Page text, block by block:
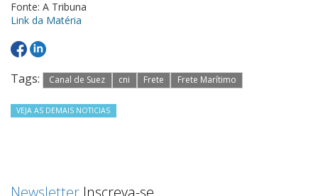
Fonte: A Tribuna
Link da Matéria
Tags: Canal de Suez cni Frete Frete Marítimo
VEJA AS DEMAIS NOTICIAS
Newsletter Inscreva-se